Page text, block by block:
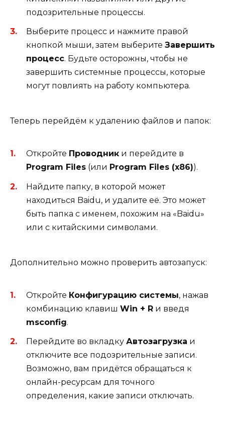
подозрительные процессы.
Выберите процесс и нажмите правой
кнопкой мыши, затем выберите Завершить
процесс. Будьте осторожны, чтобы не
завершить системные процессы, которые
могут повлиять на работу компьютера.
Теперь перейдём к удалению файлов и папок:
Откройте Проводник и перейдите в
Program Files (или Program Files (x86)).
Найдите папку, в которой может
находиться Baidu, и удалите её. Это может
быть папка с именем, похожим на «Baidu»
или с китайскими символами.
Дополнительно можно проверить автозапуск:
Откройте Конфигурацию системы, нажав
комбинацию клавиш Win + R и введя
msconfig.
Перейдите во вкладку Автозагрузка и
отключите все подозрительные записи.
Возможно, вам придётся обращаться к
онлайн-ресурсам для точного
определения, какие записи отключать.